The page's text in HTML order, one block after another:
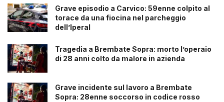
Grave episodio a Carvico: 59enne colpito al
torace da una fiocina nel parcheggio
dell’Iperal
Tragedia a Brembate Sopra: morto l’operaio
di 28 anni colto da malore in azienda
Grave incidente sul lavoro a Brembate
Sopra: 28enne soccorso in codice rosso